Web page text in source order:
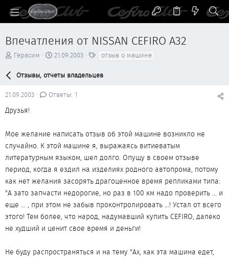
Впечатления от NISSAN CEFIRO A32
А
р
т
е
Герасим
Д
т
н
а
а
21.09.2003
г
отзыв о машине
Отзывы, отчеты владельцев
21.09.2003
Ответы: 1
Друзья!
Мое желание написать отзыв об этой машине возникло не
случайно. К этой машине я, выражаясь витиеватым
литературным языком, шел долго. Опущу в своем отзыве
период, когда я ездил на изделиях родного автопрома, потому
как нет желания засорять драгоценное время репликами типа:
"А зато запчасти недорогие, но раз в 100 км надо проверить ... и
еще ... , при этом не забыв проконтролировать ...! Устал от всего
этого! Тем более, что народ, надумавший купить CEFIRO, далеко
не худший и ценит свое время и деньги!
Не буду распространяться и на тему "Ах, как эта машина едет,